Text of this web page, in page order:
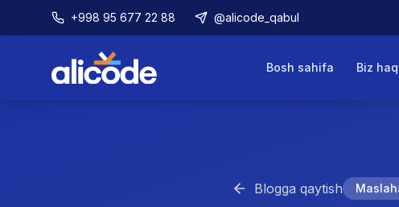
+998 95 677 22 88 @alicode_qabul
Bosh sahifa Biz
Blogga qaytish